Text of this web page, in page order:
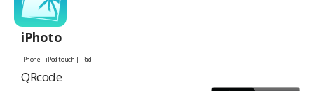
iPhoto
iPhone | iPod touch | iPad
QRcode